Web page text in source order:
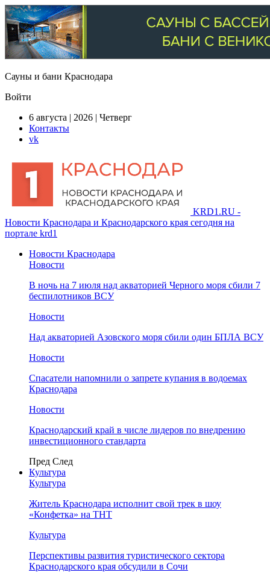
Сауны и бани Краснодара
Войти
6 августа | 2026 | Четверг
Контакты
vk
KRD1.RU -
Новости Краснодара и Краснодарского края сегодня на
портале krd1
Новости Краснодара
Новости
В ночь на 7 июля над акваторией Черного моря сбили 7
беспилотников ВСУ
Новости
Над акваторией Азовского моря сбили один БПЛА ВСУ
Новости
Спасатели напомнили о запрете купания в водоемах
Краснодара
Новости
Краснодарский край в числе лидеров по внедрению
инвестиционного стандарта
Пред След
Культура
Культура
Житель Краснодара исполнит свой трек в шоу
«Конфетка» на ТНТ
Культура
Перспективы развития туристического сектора
Краснодарского края обсудили в Сочи